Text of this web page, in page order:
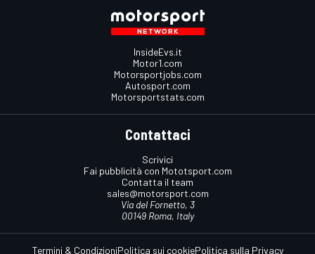
InsideEvs.it
Motor1.com
Motorsportjobs.com
Autosport.com
Motorsportstats.com
Contattaci
Scrivici
Fai pubblicità con Mototsport.com
Contatta il team
sales@motorsport.com
Via del Fornetto, 3
00149 Roma, Italy
Termini & CondizioniPolitica sui cookiePolitica sulla Privacy